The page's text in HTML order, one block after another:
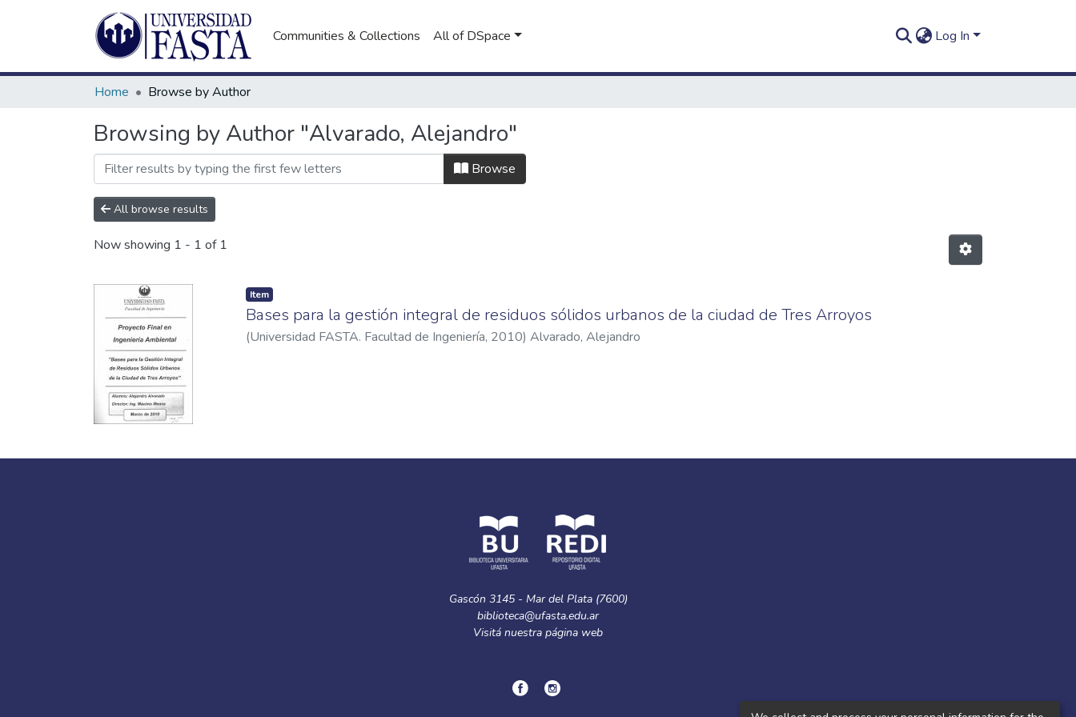
Communities & Collections All of DSpace Log In
Home Browse by Author
Browsing by Author "Alvarado, Alejandro"
Browse
All browse results
Now showing 1 - 1 of 1
Item
Bases para la gestión integral de residuos sólidos urbanos de la ciudad de Tres Arroyos
(Universidad FASTA. Facultad de Ingeniería, 2010) Alvarado, Alejandro
Gascón 3145 - Mar del Plata (7600)
biblioteca@ufasta.edu.ar
Visitá nuestra página web